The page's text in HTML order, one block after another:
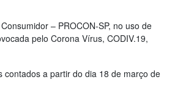
– PROCON-SP, no uso de
pelo Corona Vírus, CODIV.19,
contados a partir do dia 18 de março de